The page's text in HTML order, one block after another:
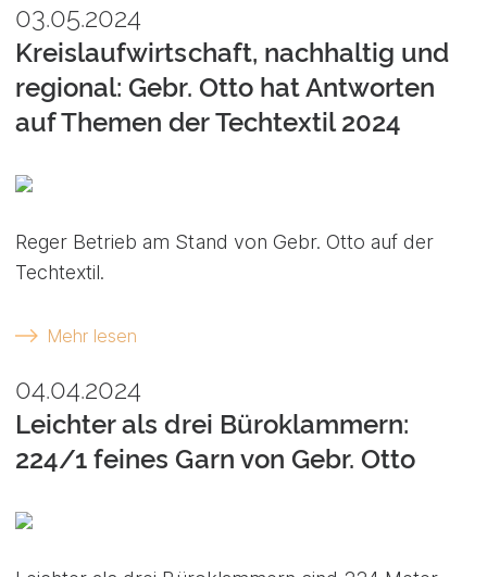
03.05.2024
Kreislaufwirtschaft, nachhaltig und
regional: Gebr. Otto hat Antworten
auf Themen der Techtextil 2024
Reger Betrieb am Stand von Gebr. Otto auf der
Techtextil.
Mehr lesen
04.04.2024
Leichter als drei Büroklammern:
224/1 feines Garn von Gebr. Otto